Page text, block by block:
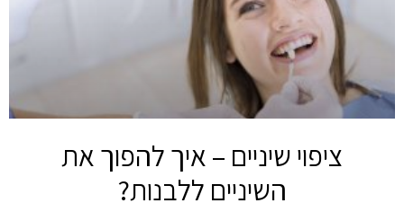
ציפוי שיניים – איך להפוך את
השיניים ללבנות?